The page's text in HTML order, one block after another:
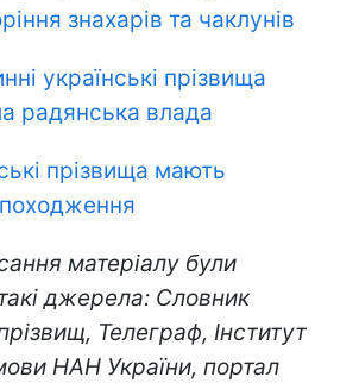
знахарів та чаклунів
українські прізвища
радянська влада
прізвища мають
матеріалу були
джерела: Словник
Телеграф, Інститут
НАН України, портал